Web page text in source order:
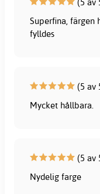
Superfina, färgen
fylldes
(5 av
Mycket hållbara.
(5 av
Nydelig farge